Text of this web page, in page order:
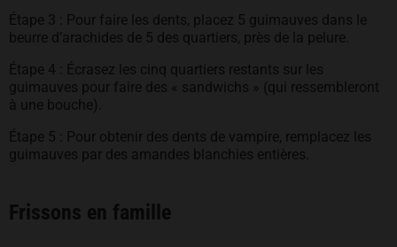
Étape 3 : Pour faire les dents, placez 5 guimauves dans le
beurre d’arachides de 5 des quartiers, près de la pelure.
Étape 4 : Écrasez les cinq quartiers restants sur les
guimauves pour faire des « sandwichs » (qui ressembleront
à une bouche).
Étape 5 : Pour obtenir des dents de vampire, remplacez les
guimauves par des amandes blanchies entières.
Frissons en famille